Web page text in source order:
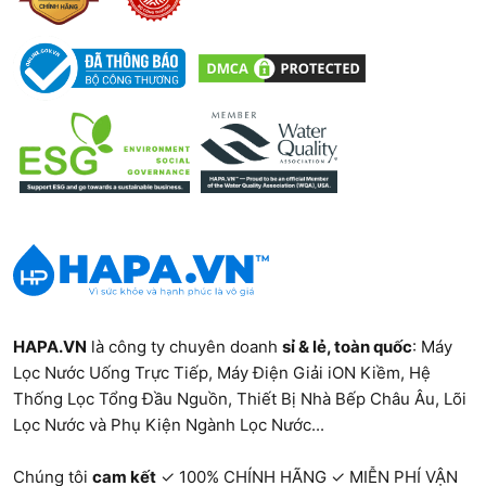
động được và bếp sẽ tự động ngắt.
Bếp từ đôi hoạt động dựa trên nguyên lý cảm ứng
từ, chỉ làm nóng nồi có đáy nhiễm từ mà không làm
nóng mặt bếp, giúp tiết kiệm điện, nấu nhanh hơn
và đảm bảo an toàn hơn so với bếp gas hoặc bếp
hồng ngoại.
3. Tại sao nên mua Bếp Từ
Đôi?
Bếp từ đôi đang dần trở thành lựa chọn phổ biến
trong các gia đình hiện đại nhờ vào hiệu suất nấu ăn
cao, tiết kiệm năng lượng và đảm bảo an toàn hơn
so với bếp gas hay bếp hồng ngoại. Dưới đây là
HAPA.VN là công ty chuyên doanh sỉ & lẻ, toàn quốc: Máy
Lọc Nước Uống Trực Tiếp, Máy Điện Giải iON Kiềm, Hệ
Thống Lọc Tổng Đầu Nguồn, Thiết Bị Nhà Bếp Châu Âu, Lõi
Lọc Nước và Phụ Kiện Ngành Lọc Nước...
Chúng tôi cam kết ✓ 100% CHÍNH HÃNG ✓ MIỄN PHÍ VẬN